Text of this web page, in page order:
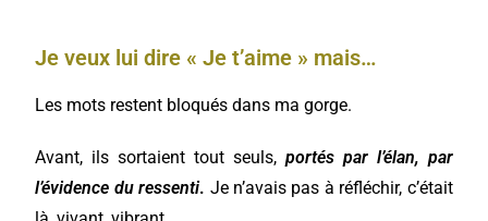
Je veux lui dire « Je t’aime » mais…
Les mots restent bloqués dans ma gorge.
Avant, ils sortaient tout seuls, portés par l’élan, par
l’évidence du ressenti. Je n’avais pas à réfléchir, c’était